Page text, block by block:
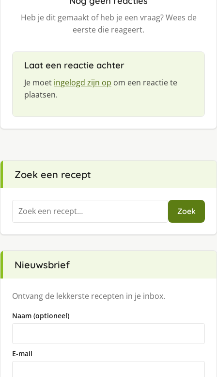
Heb je dit gemaakt of heb je een vraag? Wees de
eerste die reageert.
Laat een reactie achter
Je moet ingelogd zijn op om een reactie te
plaatsen.
Zoek een recept
Zoeken
naar:
Zoek
Nieuwsbrief
Ontvang de lekkerste recepten in je inbox.
Naam (optioneel)
E-mail